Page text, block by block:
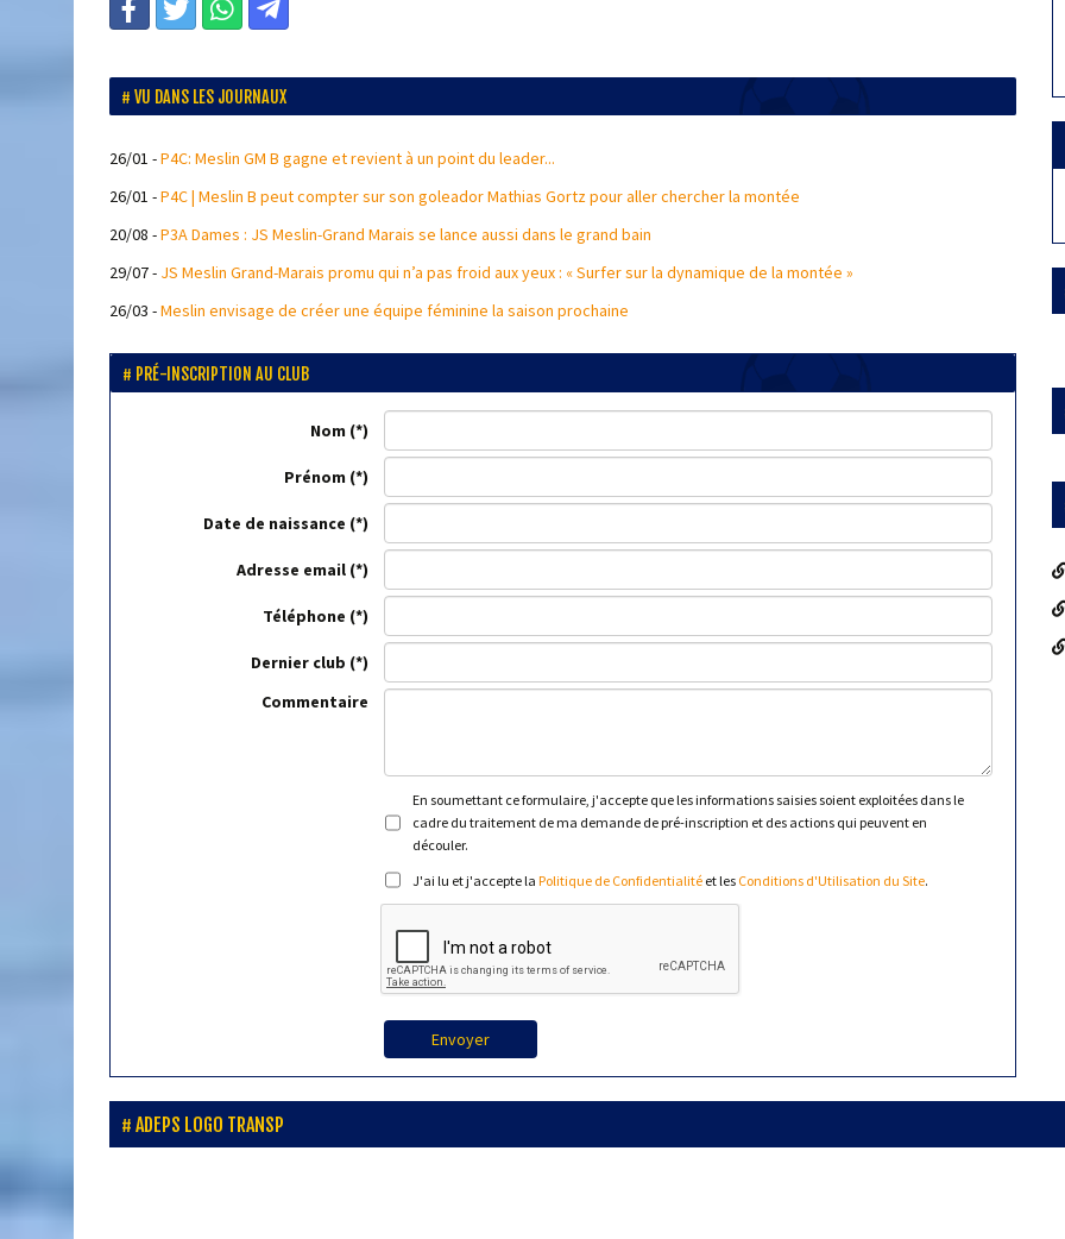
VU DANS LES JOURNAUX
26/01 -P4C: Meslin GM B gagne et revient à un point du leader...
26/01 -P4C | Meslin B peut compter sur son goleador Mathias Gortz pour aller chercher la montée
20/08 -P3A Dames : JS Meslin-Grand Marais se lance aussi dans le grand bain
29/07- JS Meslin Grand-Marais promu qui n’a pas froid aux yeux : « Surfer sur la dynamique de la montée »
26/03 -Meslin envisage de créer une équipe féminine la saison prochaine
PRÉ-INSCRIPTION AU CLUB
Nom
Prénom
Date de naissance
Adresse email
Téléphone
Dernier club
Commentaire
En soumettant ce formulaire, j'accepte que les informations saisies soient exploitées dans le
cadre du traitement de ma demande de pré-inscription et des actions qui peuvent en
découler.
J'ai lu et j'accepte la Politique de Confidentialitéet les Conditions d'Utilisation du Site.
Envoyer
ADEPS LOGO TRANSP